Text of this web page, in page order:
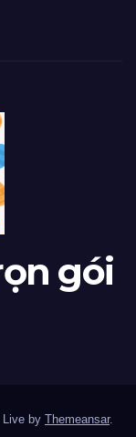
gói
Live by Themeansar.